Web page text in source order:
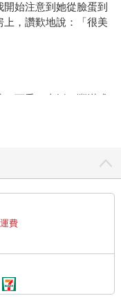
始注意到她從臉蛋到
，讚歎地說：「很美
下垂、尖挺、豐滿或
「不夠完美的的乳房
真的不會。身為婦產
包括隱藏在那一襲薄衫
呢？家人和另一半不
其實，只要接受自己
發生了許多美好的事
好地愛護妳的身體，妳
房是怎麼發育的？妳認
費